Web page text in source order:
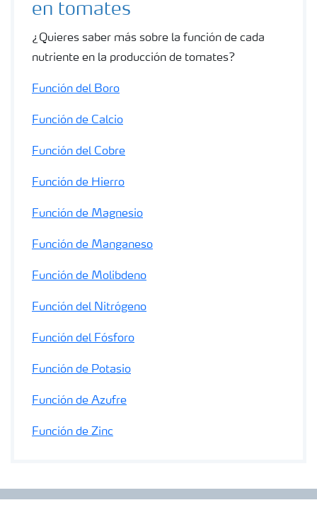
en tomates
¿Quieres saber más sobre la función de cada
nutriente en la producción de tomates?
Función del Boro
Función de Calcio
Función del Cobre
Función de Hierro
Función de Magnesio
Función de Manganeso
Función de Molibdeno
Función del Nitrógeno
Función del Fósforo
Función de Potasio
Función de Azufre
Función de Zinc